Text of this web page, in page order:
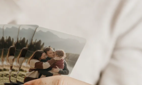
op +8.000 reviews)
gewaardeerd. Klanten beoordelen
Reviews